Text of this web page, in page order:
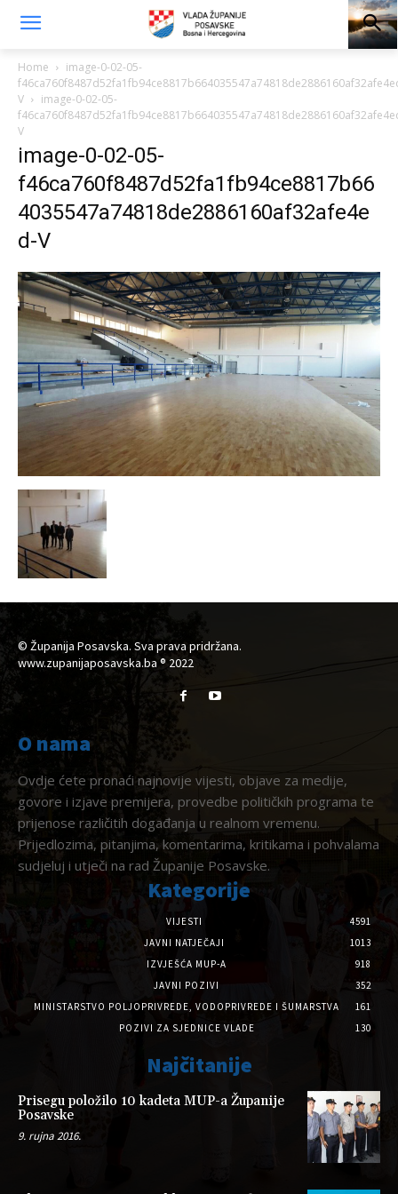
Home
image-0-02-05-
V
image-0-02-05-
V
image-0-02-05-
f46ca760f8487d52fa1fb94ce8817b66
4035547a74818de2886160af32afe4e
d-V
© Županija Posavska. Sva prava pridržana.
www.zupanijaposavska.ba ® 2022
O nama
Ovdje ćete pronaći najnovije vijesti, objave za medije,
govore i izjave premijera, provedbe političkih programa te
prijenose različitih događanja u realnom vremenu.
Prijedlozima, pitanjima, komentarima, kritikama i pohvalama
sudjeluj i utječi na rad Županije Posavske.
Kategorije
VIJESTI
4591
JAVNI NATJEČAJI
1013
IZVJEŠĆA MUP-A
918
JAVNI POZIVI
352
MINISTARSTVO POLJOPRIVREDE, VODOPRIVREDE I ŠUMARSTVA
161
POZIVI ZA SJEDNICE VLADE
130
Najčitanije
Prisegu položilo 10 kadeta MUP-a Županije
Posavske
9. rujna 2016.